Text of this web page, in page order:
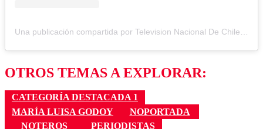
OTROS TEMAS A EXPLORAR:
CATEGORÍA DESTACADA 1
MARÍA LUISA GODOY
NOPORTADA
NOTEROS
PERIODISTAS